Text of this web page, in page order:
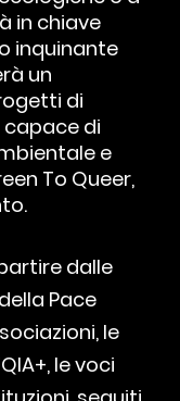
in chiave
inquinante
un
di
di
e
To Queer,
partire dalle
Pace
le
le voci